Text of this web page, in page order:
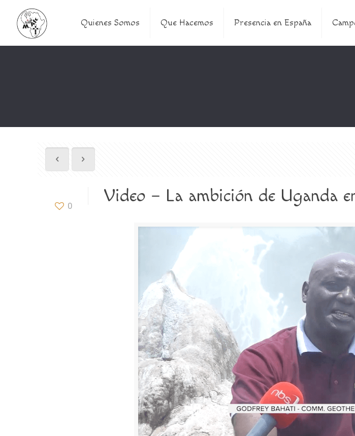
Quienes Somos Que Hacemos Presencia en España
0 Video – La ambición de Uganda